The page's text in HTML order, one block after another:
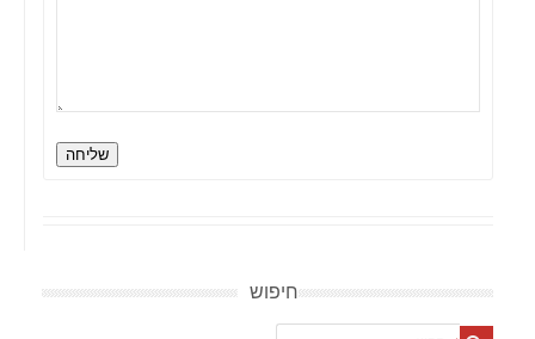
שליחה
חיפוש